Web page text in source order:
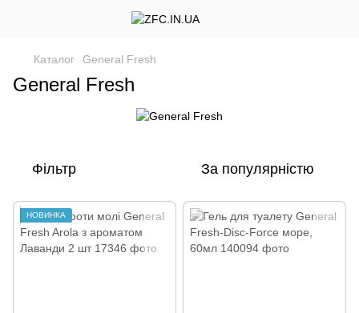
Каталог General Fresh
General Fresh
Фільтр За популярністю
НОВИНКА